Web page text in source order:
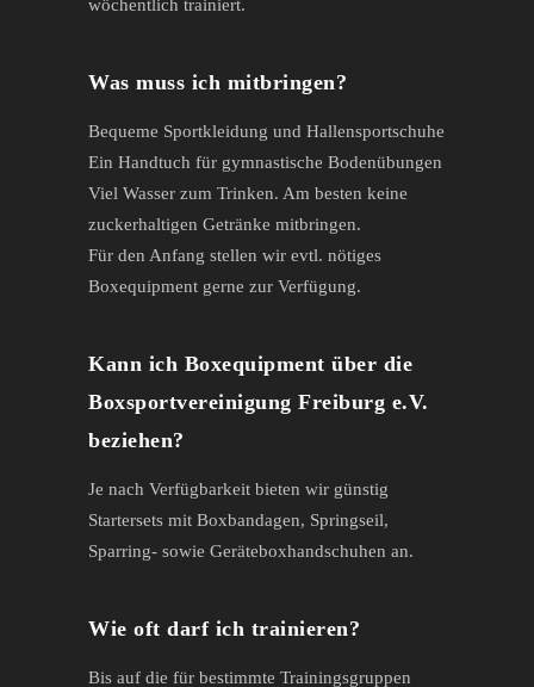
wöchentlich trainiert.
Was muss ich mitbringen?
Bequeme Sportkleidung und Hallensportschuhe
Ein Handtuch für gymnastische Bodenübungen
Viel Wasser zum Trinken. Am besten keine
zuckerhaltigen Getränke mitbringen.
Für den Anfang stellen wir evtl. nötiges
Boxequipment gerne zur Verfügung.
Kann ich Boxequipment über die
Boxsportvereinigung Freiburg e.V.
beziehen?
Je nach Verfügbarkeit bieten wir günstig
Startersets mit Boxbandagen, Springseil,
Sparring- sowie Geräteboxhandschuhen an.
Wie oft darf ich trainieren?
Bis auf die für bestimmte Trainingsgruppen